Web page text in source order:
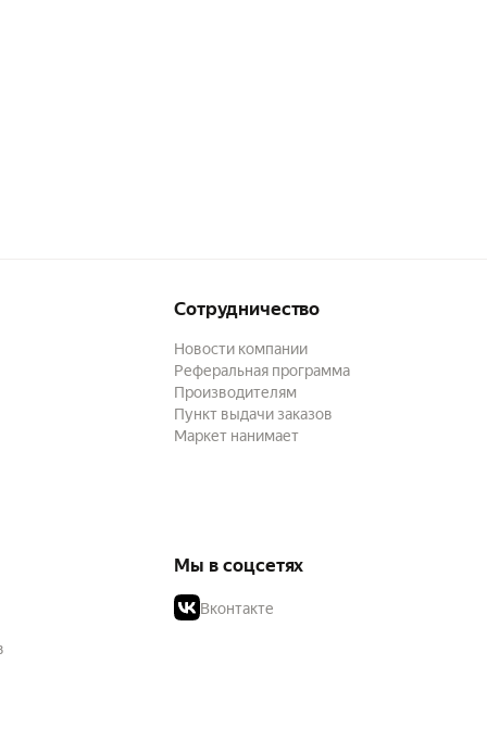
Сотрудничество
Новости компании
Реферальная программа
Производителям
Пункт выдачи заказов
Маркет нанимает
Мы в соцсетях
Вконтакте